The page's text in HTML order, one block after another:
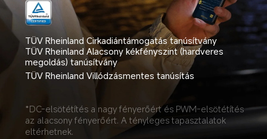
TÜV Rheinland Cirkadiántámogatás tanúsítvány
TÜV Rheinland Alacsony kékfényszint (hardveres
megoldás) tanúsítvány
TÜV Rheinland Villódzásmentes tanúsítás
*DC-elsötétítés a nagy fényerőért és PWM-elsötétítés
az alacsony fényerőért. A tényleges tapasztalatok
eltérhetnek.